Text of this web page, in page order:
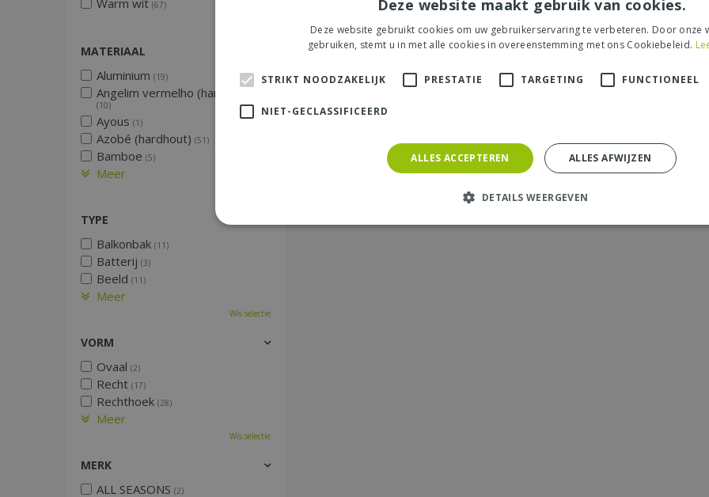
Warm wit (67)
MATERIAAL
Aluminium (19)
Angelim vermelho (hardhout)
(10)
Ayous (1)
Azobé (hardhout) (51)
Bamboe (5)
Meer
TYPE
Balkonbak (11)
Batterij (3)
Beeld (11)
Meer
Wis selectie
VORM
Ovaal (2)
Recht (17)
Rechthoek (28)
Meer
Wis selectie
MERK
ALL SEASONS (2)
Deze website maakt gebruik van cookies.
Deze website gebruikt cookies om uw gebruikerservaring te verbeteren. Door onze
gebruiken, stemt u in met alle cookies in overeenstemming met ons Cookiebeleid.
STRIKT NOODZAKELIJK PRESTATIE TARGETING FUNCTIONEEL
NIET-GECLASSIFICEERD
ALLES ACCEPTEREN ALLES AFWIJZEN
DETAILS WEERGEVEN